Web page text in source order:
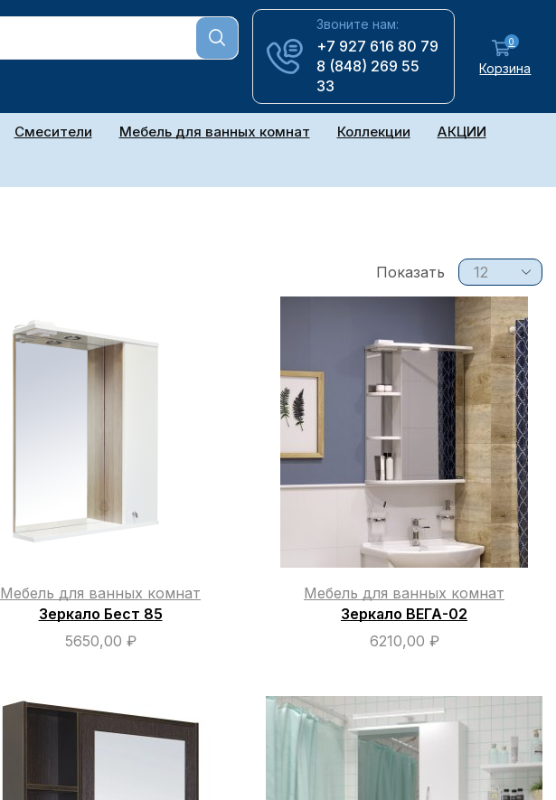
Звоните нам:
+7 927 616 80 79
8 (848) 269 55
33
0
Корзина
Смесители Мебель для ванных комнат Коллекции АКЦИИ
Показать
Мебель для ванных комнат
Зеркало Бест 85
5650,00 ₽
Мебель для ванных комнат
Зеркало ВЕГА-02
6210,00 ₽